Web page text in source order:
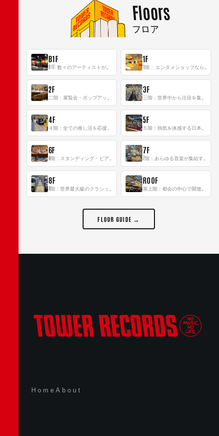
Floors
フロア
B1F 1F
2F 3F
4F 5F
6F 7F
8F ROOF
FLOOR GUIDE →
Home About